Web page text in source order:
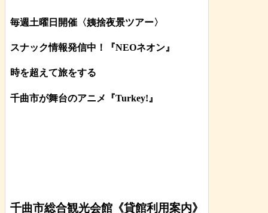
毎週土曜日開催〈姨捨夜景ツアー〉
スナック情報発信中！『NEOネオン』
時を超えて旅をする
千曲市が舞台のアニメ『Turkey!』
千曲市総合観光会館《貸館利用案内》